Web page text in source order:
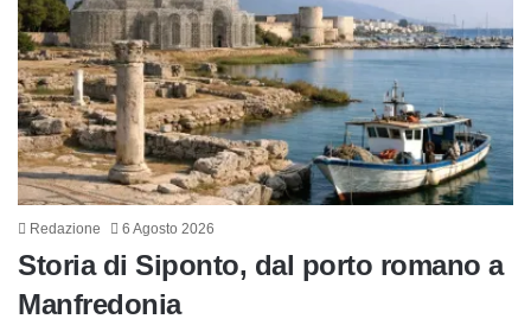
Redazione 6 Agosto 2026
Storia di Siponto, dal porto romano a
Manfredonia